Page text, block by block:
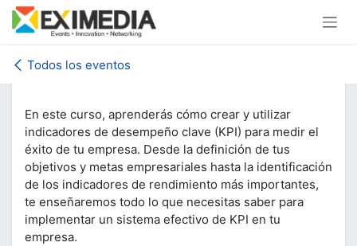
Ir al contenido
Todos los eventos
En este curso, aprenderás cómo crear y utilizar
indicadores de desempeño clave (KPI) para medir el
éxito de tu empresa. Desde la definición de tus
objetivos y metas empresariales hasta la identificación
de los indicadores de rendimiento más importantes,
te enseñaremos todo lo que necesitas saber para
implementar un sistema efectivo de KPI en tu
empresa.